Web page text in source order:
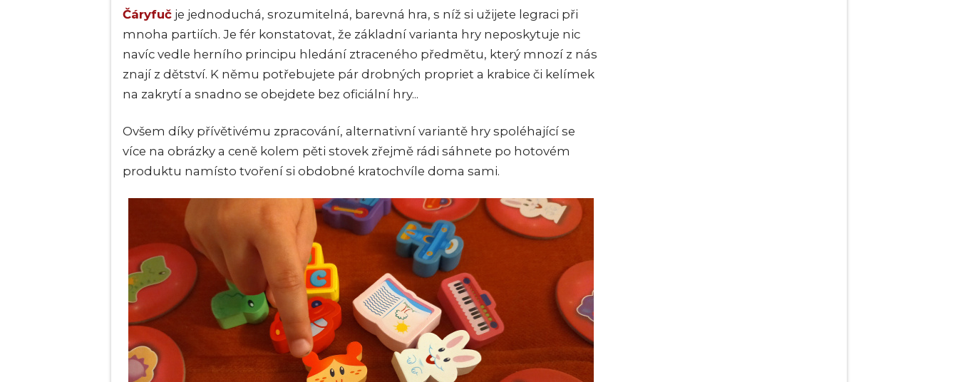
Čáryfuč je jednoduchá, srozumitelná, barevná hra, s níž si užijete legraci při
mnoha partiích. Je fér konstatovat, že základní varianta hry neposkytuje nic
navíc vedle herního principu hledání ztraceného předmětu, který mnozí z nás
znají z dětství. K němu potřebujete pár drobných propriet a krabice či kelímek
na zakrytí a snadno se obejdete bez oficiální hry...
Ovšem díky přívětivému zpracování, alternativní variantě hry spoléhající se
více na obrázky a ceně kolem pěti stovek zřejmě rádi sáhnete po hotovém
produktu namísto tvoření si obdobné kratochvíle doma sami.